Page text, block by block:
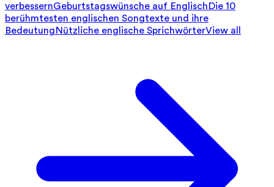
verbessernGeburtstagswünsche auf EnglischDie 10
berühmtesten englischen Songtexte und ihre
BedeutungNützliche englische SprichwörterView all